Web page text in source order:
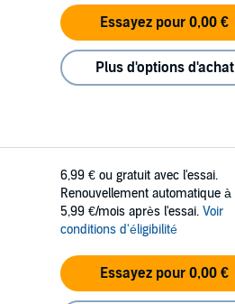
Essayez pour 0,00 €
Plus d'options d'achat
6,99 € ou gratuit avec l'essai.
Renouvellement automatique à
5,99 €/mois après l'essai. Voir
conditions d'éligibilité
Essayez pour 0,00 €